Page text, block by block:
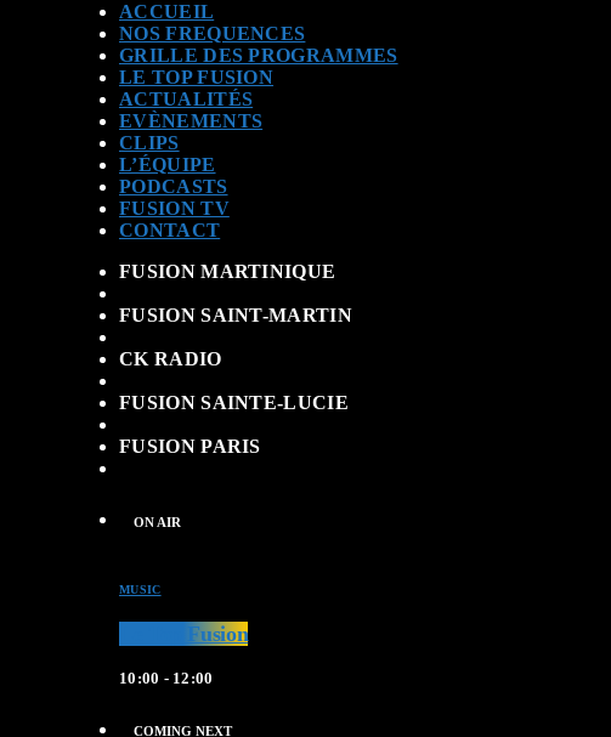
ACCUEIL
NOS FREQUENCES
GRILLE DES PROGRAMMES
LE TOP FUSION
ACTUALITÉS
EVÈNEMENTS
CLIPS
L’ÉQUIPE
PODCASTS
FUSION TV
CONTACT
FUSION MARTINIQUE
FUSION SAINT-MARTIN
CK RADIO
FUSION SAINTE-LUCIE
FUSION PARIS
ON AIR
MUSIC
Le Top Fusion
10:00 - 12:00
COMING NEXT